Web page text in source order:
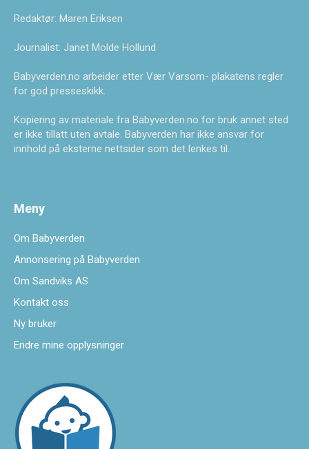
Redaktør: Maren Eriksen
Journalist: Janet Molde Hollund
Babyverden.no arbeider etter Vær Varsom- plakatens regler
for god presseskikk.
Kopiering av materiale fra Babyverden.no for bruk annet sted
er ikke tillatt uten avtale. Babyverden har ikke ansvar for
innhold på eksterne nettsider som det lenkes til.
Meny
Om Babyverden
Annonsering på Babyverden
Om Sandviks AS
Kontakt oss
Ny bruker
Endre mine opplysninger